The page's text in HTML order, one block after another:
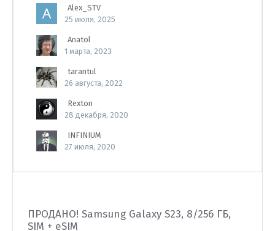
Alex_STV
25 июля, 2025
Anatol
1 марта, 2023
tarantul
26 августа, 2022
Rexton
28 декабря, 2020
INFINIUM
27 июля, 2020
ПРОДАНО! Samsung Galaxy S23, 8/256 ГБ,
SIM + eSIM